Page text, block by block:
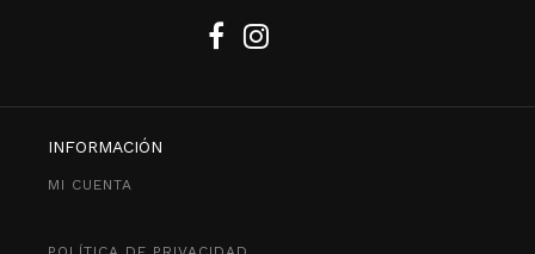
INFORMACIÓN
MI CUENTA